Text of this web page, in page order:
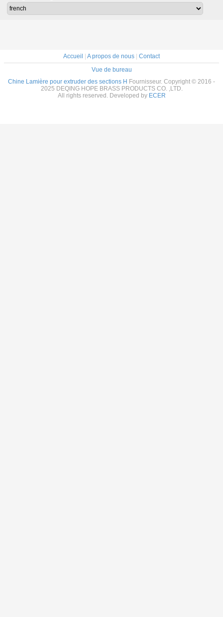
Accueil | A propos de nous | Contact
Vue de bureau
Chine Lamière pour extruder des sections H Fournisseur. Copyright © 2016 -
2025 DEQING HOPE BRASS PRODUCTS CO. ,LTD.
All rights reserved. Developed by ECER